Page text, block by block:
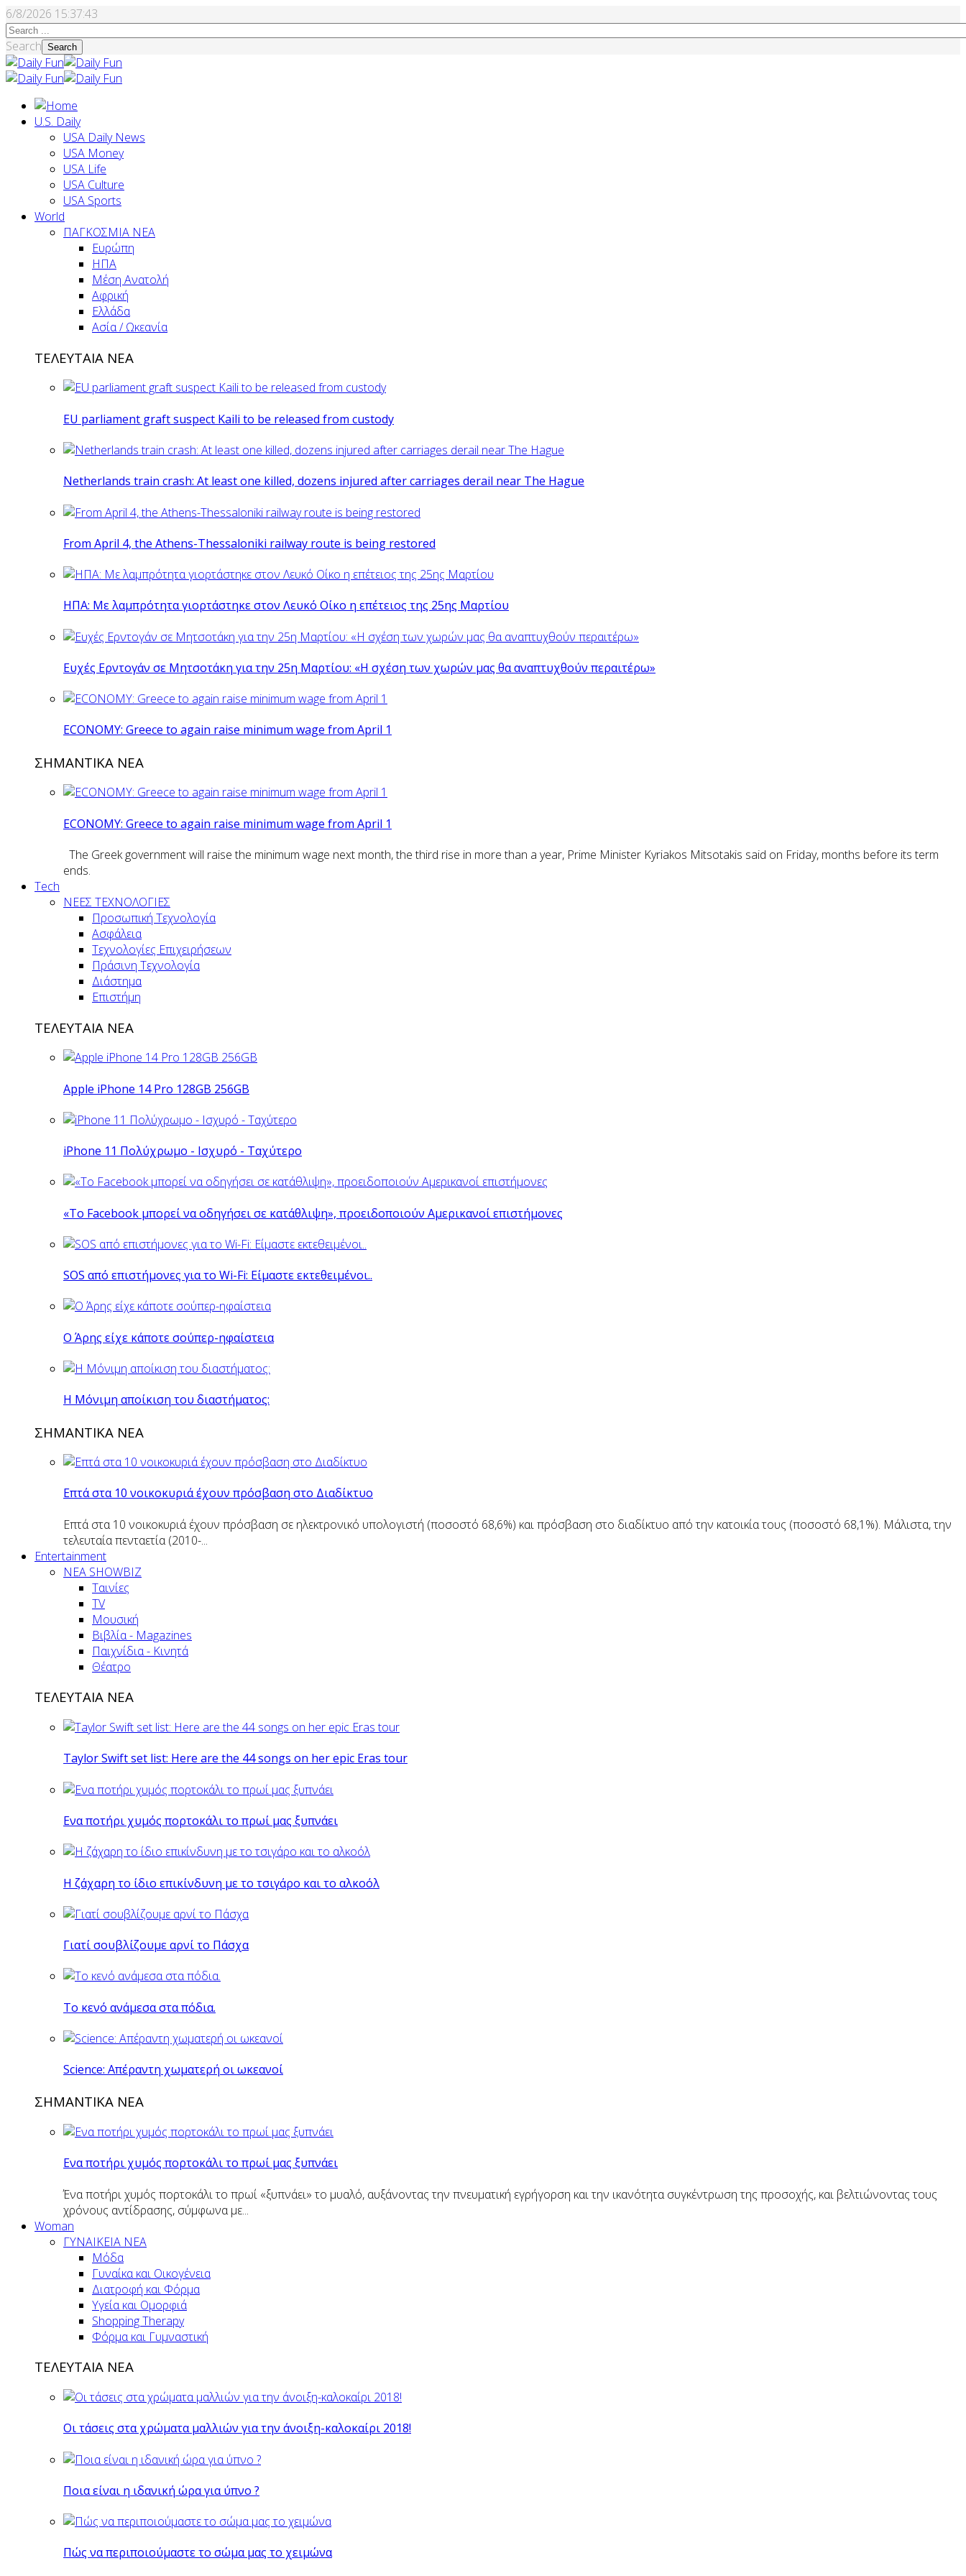
6/8/2026 15:37:44
Search Search
U.S. Daily
USA Daily News
USA Money
USA Life
USA Culture
USA Sports
World
ΠΑΓΚΟΣΜΙΑ ΝΕΑ
Ευρώπη
ΗΠΑ
Μέση Ανατολή
Αφρική
Ελλάδα
Ασία / Ωκεανία
ΤΕΛΕΥΤΑΙΑ ΝΕΑ
EU parliament graft suspect Kaili to be released from custody
Netherlands train crash: At least one killed, dozens injured after carriages derail near The Hague
From April 4, the Athens-Thessaloniki railway route is being restored
ΗΠΑ: Με λαμπρότητα γιορτάστηκε στον Λευκό Οίκο η επέτειος της 25ης Μαρτίου
Ευχές Ερντογάν σε Μητσοτάκη για την 25η Μαρτίου: «Η σχέση των χωρών μας θα αναπτυχθούν περαιτέρω»
ECONOMY: Greece to again raise minimum wage from April 1
ΣΗΜΑΝΤΙΚΑ ΝΕΑ
ECONOMY: Greece to again raise minimum wage from April 1
The Greek government will raise the minimum wage next month, the third rise in more than a year, Prime Minister Kyriakos Mitsotakis said on Friday, months before its term
ends.
Tech
ΝΕΕΣ ΤΕΧΝΟΛΟΓΙΕΣ
Προσωπική Τεχνολογία
Ασφάλεια
Τεχνολογίες Επιχειρήσεων
Πράσινη Τεχνολογία
Διάστημα
Επιστήμη
ΤΕΛΕΥΤΑΙΑ ΝΕΑ
Apple iPhone 14 Pro 128GB 256GB
iPhone 11 Πολύχρωμο - Ισχυρό - Ταχύτερο
«Το Facebook μπορεί να οδηγήσει σε κατάθλιψη», προειδοποιούν Αμερικανοί επιστήμονες
SOS από επιστήμονες για το Wi-Fi: Είμαστε εκτεθειμένοι..
O Άρης είχε κάποτε σούπερ-ηφαίστεια
H Mόνιμη αποίκιση του διαστήματος:
ΣΗΜΑΝΤΙΚΑ ΝΕΑ
Επτά στα 10 νοικοκυριά έχουν πρόσβαση στο Διαδίκτυο
Επτά στα 10 νοικοκυριά έχουν πρόσβαση σε ηλεκτρονικό υπολογιστή (ποσοστό 68,6%) και πρόσβαση στο διαδίκτυο από την κατοικία τους (ποσοστό 68,1%). Μάλιστα, την
τελευταία πενταετία (2010-...
Entertainment
ΝΕΑ SHOWBIZ
Ταινίες
TV
Μουσική
Βιβλία - Magazines
Παιχνίδια - Κινητά
Θέατρο
ΤΕΛΕΥΤΑΙΑ ΝΕΑ
Taylor Swift set list: Here are the 44 songs on her epic Eras tour
Eνα ποτήρι χυμός πορτοκάλι το πρωί μας ξυπνάει
Η ζάχαρη το ίδιο επικίνδυνη με το τσιγάρο και το αλκοόλ
Γιατί σουβλίζουμε αρνί το Πάσχα
Το κενό ανάμεσα στα πόδια.
Science: Απέραντη χωματερή οι ωκεανοί
ΣΗΜΑΝΤΙΚΑ ΝΕΑ
Eνα ποτήρι χυμός πορτοκάλι το πρωί μας ξυπνάει
Ένα ποτήρι χυμός πορτοκάλι το πρωί «ξυπνάει» το μυαλό, αυξάνοντας την πνευματική εγρήγορση και την ικανότητα συγκέντρωση της προσοχής, και βελτιώνοντας τους
χρόνους αντίδρασης, σύμφωνα με...
Woman
ΓΥΝΑΙΚΕΙΑ ΝΕΑ
Μόδα
Γυναίκα και Οικογένεια
Διατροφή και Φόρμα
Υγεία και Ομορφιά
Shopping Therapy
Φόρμα και Γυμναστική
ΤΕΛΕΥΤΑΙΑ ΝΕΑ
Οι τάσεις στα χρώματα μαλλιών για την άνοιξη-καλοκαίρι 2018!
Ποια είναι η ιδανική ώρα για ύπνο ?
Πώς να περιποιούμαστε το σώμα μας το χειμώνα